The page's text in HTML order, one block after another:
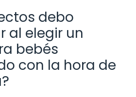
debo
al elegir un
bebés
con la hora de